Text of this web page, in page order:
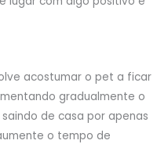
acostumar o pet a ficar
gradualmente o
de casa por apenas
o tempo de